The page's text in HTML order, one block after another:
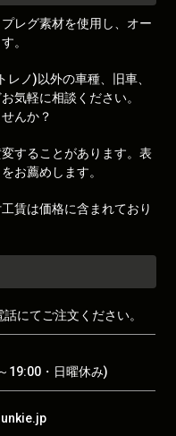
レグ素材を使用し、オー
。
ノ)以外の車種、旧車、
気軽に相談ください。
んか？
することがあります。表
お薦めします。
賃は価格に含まれており
にてご注文ください。
19:00・日曜休み)